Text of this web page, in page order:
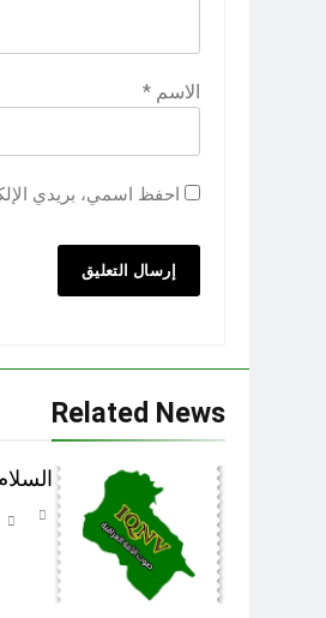
الاسم *
احفظ اسمي، بريدي
Related News